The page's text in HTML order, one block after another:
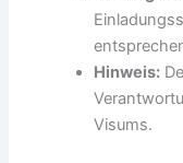
Hinweis:
Visums.